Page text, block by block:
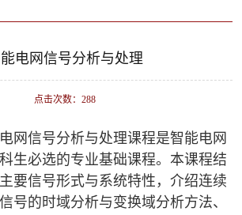
电网信号分析与处理
点击次数： 288
网信号分析与处理课程是智能电网
生必选的专业基础课程。本课程结
要信号形式与系统特性，介绍连续
号的时域分析与变换域分析方法、